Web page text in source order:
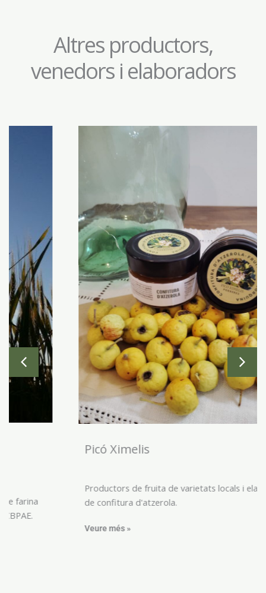
Altres productors,
venedors i elaboradors
Picó Ximelis
Productors de fruita de varietats locals i elaboradors
de confitura d'atzerola.